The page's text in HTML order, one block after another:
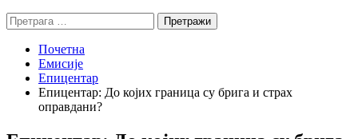
Претрага
за:
Почетна
Емисије
Епицентар
Епицентар: До којих граница су брига и страх
оправдани?